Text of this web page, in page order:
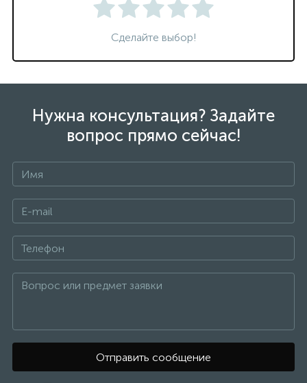
Сделайте выбор!
Нужна консультация? Задайте
вопрос прямо сейчас!
Отправить сообщение